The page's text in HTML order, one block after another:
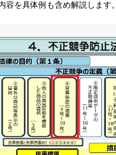
容を具体例も含め解説します。